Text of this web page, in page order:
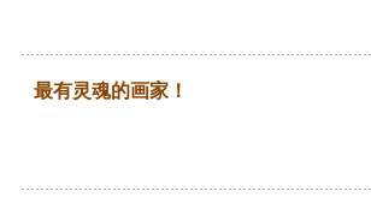
最有灵魂的画家！